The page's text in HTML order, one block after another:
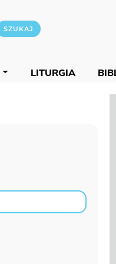
LITURGIA